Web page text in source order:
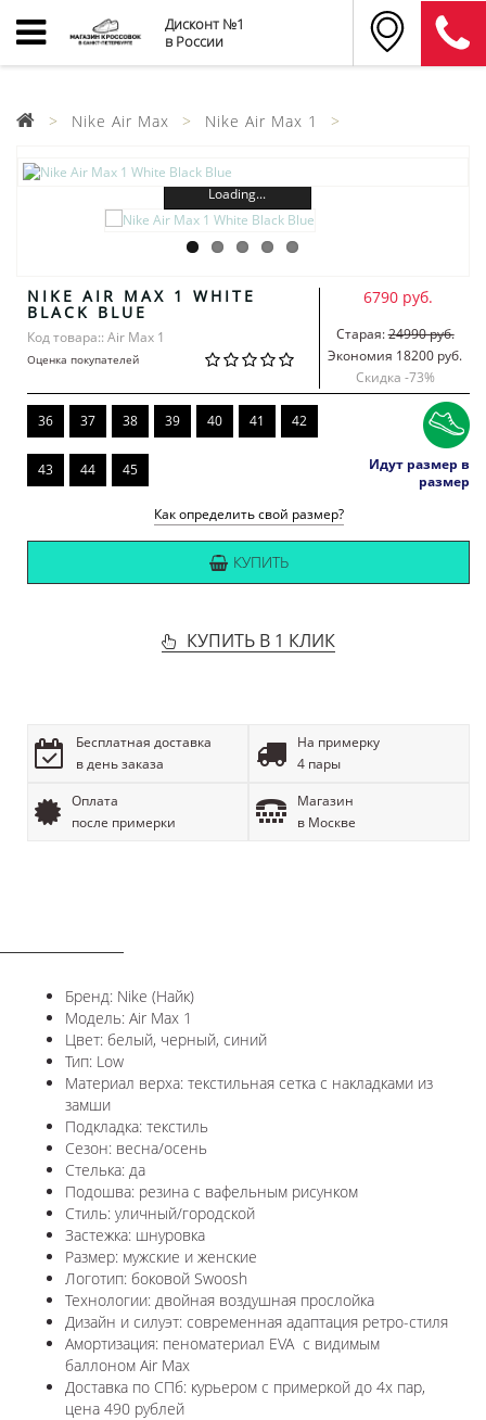
Дисконт №1
в России
Nike Air Max Nike Air Max 1
Loading...
NIKE AIR MAX 1 WHITE
BLACK BLUE
Код товара:: Air Max 1
Оценка покупателей
6790 руб.
Старая:24990 руб.
Экономия 18200 руб.
Скидка -73%
36 37 38 39 40 41 42
43 44 45
Идут размер в
размер
Как определить свой размер?
КУПИТЬ
КУПИТЬ В 1 КЛИК
Бесплатная доставка
в день заказа
На примерку
4 пары
Оплата
после примерки
Магазин
в Москве
Бренд: Nike (Найк)
Модель: Air Max 1
Цвет: белый, черный, синий
Тип: Low
Материал верха: текстильная сетка с накладками из
замши
Подкладка: текстиль
Сезон: весна/осень
Стелька: да
Подошва: резина с вафельным рисунком
Стиль: уличный/городской
Застежка: шнуровка
Размер: мужские и женские
Логотип: боковой Swoosh
Технологии: двойная воздушная прослойка
Дизайн и силуэт: современная адаптация ретро-стиля
Амортизация: пеноматериал EVA с видимым
баллоном Air Max
Доставка по СПб: курьером с примеркой до 4х пар,
цена 490 рублей